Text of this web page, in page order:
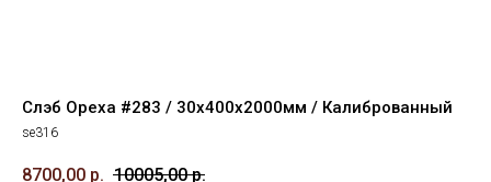
Слэб Ореха #283 / 30х400х2000мм / Калиброванный
se316
8700,00 р. 10005,00 р.